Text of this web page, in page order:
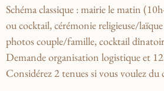
Schéma classique : mairie le matin
ou cocktail, cérémonie religieuse/
photos couple/famille, cocktail
Demande organisation logistique et
Considérez 2 tenues si vous voulez